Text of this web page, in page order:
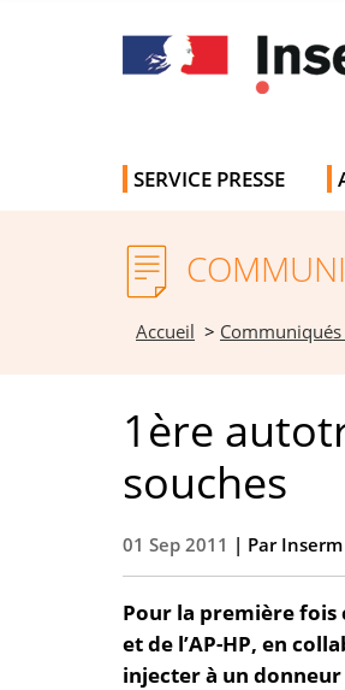
SERVICE PRESSE
Accueil >
1ère
souches
01 Sep 2011 | Par
Pour la première fois
et de l’AP-HP, en
injecter à un donneur